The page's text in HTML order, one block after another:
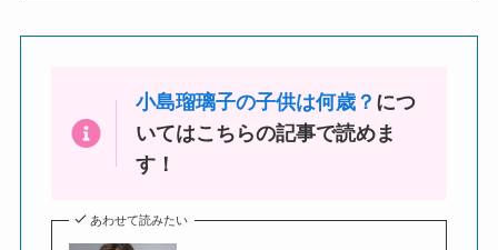
小島瑠璃子の子供は何歳？ につ
いてはこちらの記事で読めま
す！
あわせて読みたい